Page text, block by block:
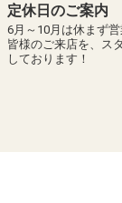
偽アカウントに